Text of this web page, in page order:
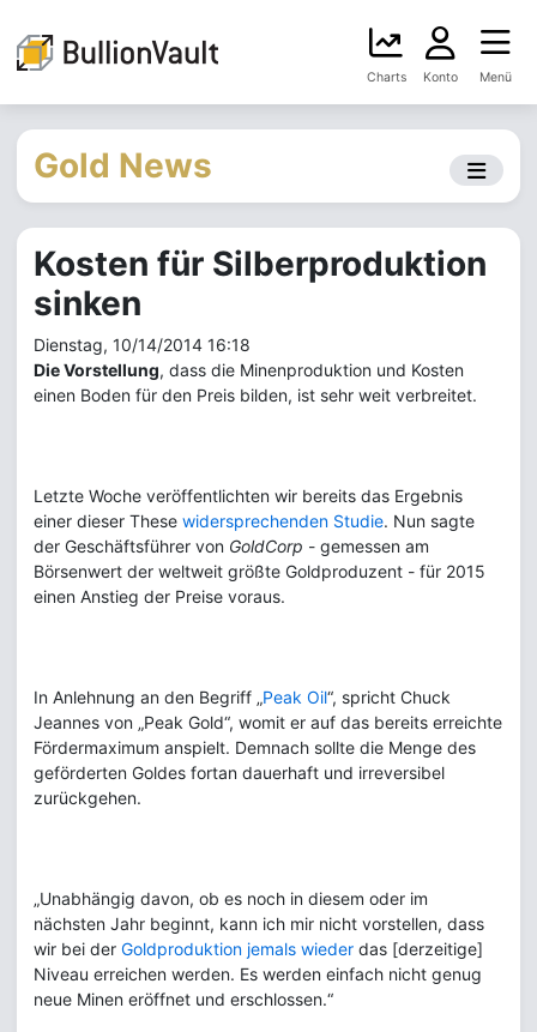
Charts Konto Menü
Gold News
Kosten für Silberproduktion
sinken
Dienstag, 10/14/2014 16:18
Die Vorstellung, dass die Minenproduktion und Kosten
einen Boden für den Preis bilden, ist sehr weit verbreitet.
Letzte Woche veröffentlichten wir bereits das Ergebnis
einer dieser These widersprechenden Studie. Nun sagte
der Geschäftsführer von GoldCorp - gemessen am
Börsenwert der weltweit größte Goldproduzent - für 2015
einen Anstieg der Preise voraus.
In Anlehnung an den Begriff „Peak Oil“, spricht Chuck
Jeannes von „Peak Gold“, womit er auf das bereits erreichte
Fördermaximum anspielt. Demnach sollte die Menge des
geförderten Goldes fortan dauerhaft und irreversibel
zurückgehen.
„Unabhängig davon, ob es noch in diesem oder im
nächsten Jahr beginnt, kann ich mir nicht vorstellen, dass
wir bei der Goldproduktion jemals wieder das [derzeitige]
Niveau erreichen werden. Es werden einfach nicht genug
neue Minen eröffnet und erschlossen.“